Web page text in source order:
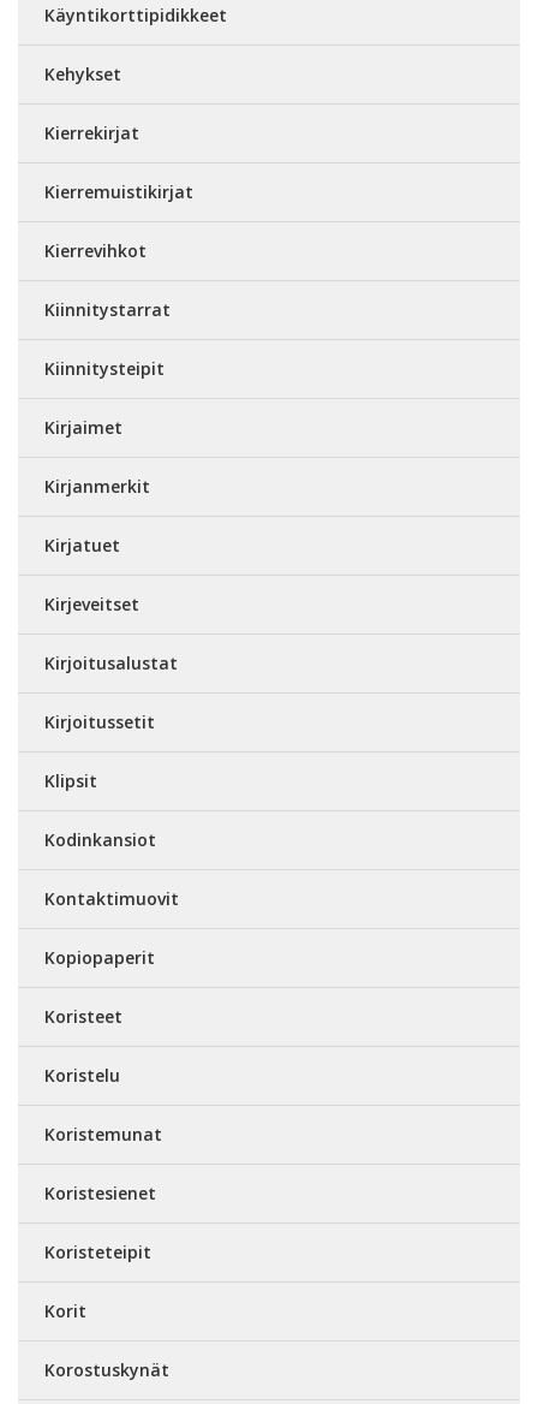
Käyntikorttipidikkeet
Kehykset
Kierrekirjat
Kierremuistikirjat
Kierrevihkot
Kiinnitystarrat
Kiinnitysteipit
Kirjaimet
Kirjanmerkit
Kirjatuet
Kirjeveitset
Kirjoitusalustat
Kirjoitussetit
Klipsit
Kodinkansiot
Kontaktimuovit
Kopiopaperit
Koristeet
Koristelu
Koristemunat
Koristesienet
Koristeteipit
Korit
Korostuskynät